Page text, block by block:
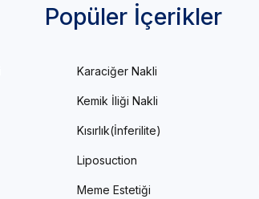
Popüler İçerikler
Karaciğer Nakli
Kemik İliği Nakli
Kısırlık(İnferilite)
Liposuction
Meme Estetiği